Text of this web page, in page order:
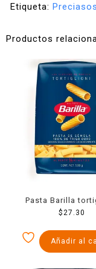
Etiqueta:
Productos
Pasta Barilla
500 g
$ 27.30
Añadir al